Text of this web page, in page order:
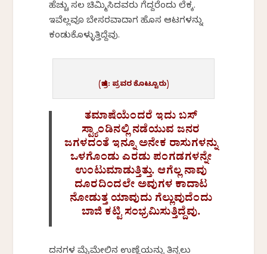
ಹೆಚ್ಚು ಸಲ ಚಿಮ್ಮಿಸಿದವರು ಗೆದ್ದರೆಂದು ಲೆಕ್ಕ.
ಇವೆಲ್ಲವೂ ಬೇಸರವಾದಾಗ ಹೊಸ ಆಟಗಳನ್ನು
ಕಂಡುಕೊಳ್ಳುತ್ತಿದ್ದೆವು.
(ಚಿತ್ರ: ಪ್ರವರ ಕೊಟ್ಟೂರು)
ತಮಾಷೆಯೆಂದರೆ ಇದು ಬಸ್
ಸ್ಟ್ಯಾಂಡಿನಲ್ಲಿ ನಡೆಯುವ ಜನರ
ಜಗಳದಂತೆ ಇನ್ನೂ ಅನೇಕ ರಾಸುಗಳನ್ನು
ಒಳಗೊಂಡು ಎರಡು ಪಂಗಡಗಳನ್ನೇ
ಉಂಟುಮಾಡುತ್ತಿತ್ತು. ಆಗೆಲ್ಲ ನಾವು
ದೂರದಿಂದಲೇ ಅವುಗಳ ಕಾದಾಟ
ನೋಡುತ್ತ ಯಾವುದು ಗೆಲ್ಲುವುದೆಂದು
ಬಾಜಿ ಕಟ್ಟಿ ಸಂಭ್ರಮಿಸುತ್ತಿದ್ದೆವು.